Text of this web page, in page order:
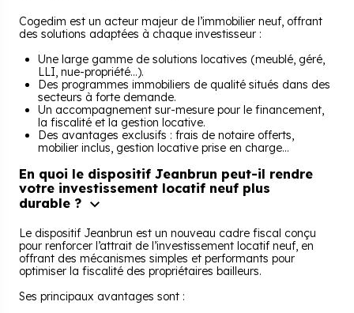
Cogedim est un acteur majeur de l’immobilier neuf, offrant
des solutions adaptées à chaque investisseur :
Une large gamme de solutions locatives (meublé, géré,
LLI, nue-propriété…).
Des programmes immobiliers de qualité situés dans des
secteurs à forte demande.
Un accompagnement sur-mesure pour le financement,
la fiscalité et la gestion locative.
Des avantages exclusifs : frais de notaire offerts,
mobilier inclus, gestion locative prise en charge…
En quoi le dispositif Jeanbrun peut-il rendre
votre investissement locatif neuf plus
durable ?
Le dispositif Jeanbrun est un nouveau cadre fiscal conçu
pour renforcer l’attrait de l’investissement locatif neuf, en
offrant des mécanismes simples et performants pour
optimiser la fiscalité des propriétaires bailleurs.
Ses principaux avantages sont :